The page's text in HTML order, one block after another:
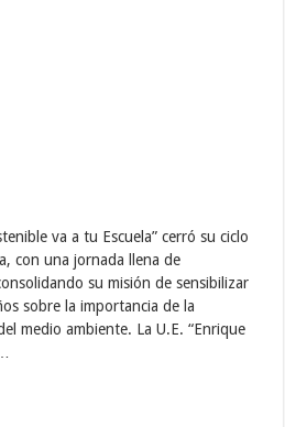
va a tu Escuela” cerró su ciclo
con una jornada llena de
su misión de sensibilizar
sobre la importancia de la
medio ambiente. La U.E. “Enrique